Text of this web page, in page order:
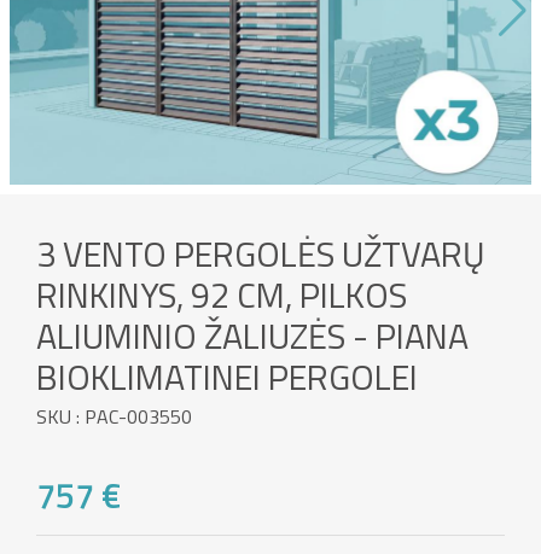
3 VENTO PERGOLĖS UŽTVARŲ
RINKINYS, 92 CM, PILKOS
ALIUMINIO ŽALIUZĖS - PIANA
BIOKLIMATINEI PERGOLEI
SKU : PAC-003550
757 €